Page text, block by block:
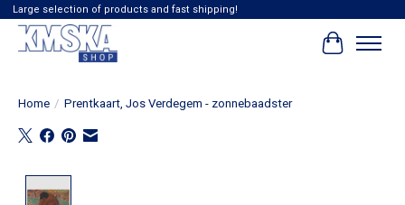
Large selection of products and fast shipping!
Home / Prentkaart, Jos Verdegem - zonnebaadster